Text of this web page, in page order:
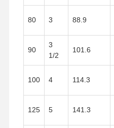
80 3 88.9
90
3
1/2
101.6
100 4 114.3
125 5 141.3